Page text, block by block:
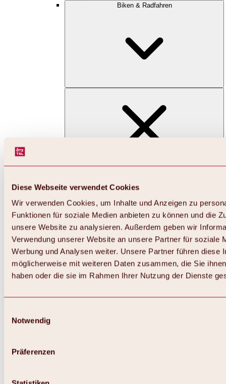
Diese Webseite verwendet Cookies
Wir verwenden Cookies, um Inhalte und Anzeigen zu
Funktionen für soziale Medien anbieten zu können und die
unsere Website zu analysieren. Außerdem geben wir
Verwendung unserer Website an unsere Partner für soziale
Werbung und Analysen weiter. Unsere Partner führen diese
möglicherweise mit weiteren Daten zusammen, die Sie
haben oder die sie im Rahmen Ihrer Nutzung der Dienste
Notwendig
Präferenzen
Biken & Radfahren